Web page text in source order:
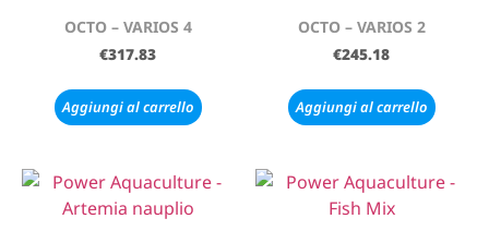
OCTO – VARIOS 4
€317.83
Aggiungi al carrello
OCTO – VARIOS 2
€245.18
Aggiungi al carrello